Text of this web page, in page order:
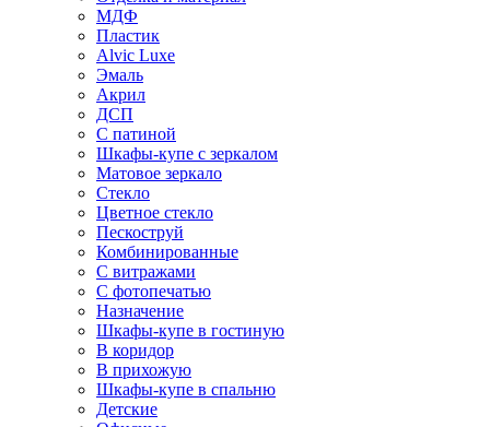
МДФ
Пластик
Alvic Luxe
Эмаль
Акрил
ДСП
С патиной
Шкафы-купе с зеркалом
Матовое зеркало
Стекло
Цветное стекло
Пескоструй
Комбинированные
С витражами
С фотопечатью
Назначение
Шкафы-купе в гостиную
В коридор
В прихожую
Шкафы-купе в спальню
Детские